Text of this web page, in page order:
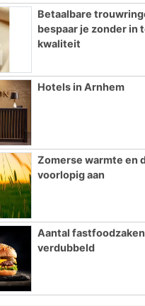
Betaalbare
bespaar je zonder in
kwaliteit
Hotels in Arnhem
Zomerse warmte en
voorlopig aan
Aantal
verdubbeld